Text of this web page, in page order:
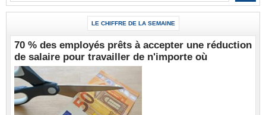
LE CHIFFRE DE LA SEMAINE
70 % des employés prêts à accepter une réduction
de salaire pour travailler de n'importe où